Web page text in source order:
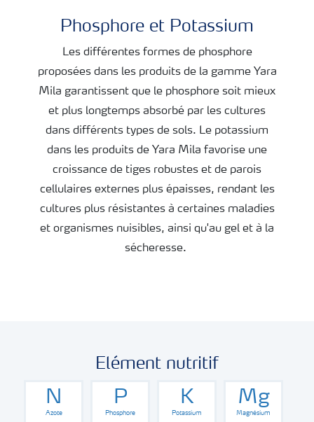
Phosphore et Potassium
Les différentes formes de phosphore
proposées dans les produits de la gamme Yara
Mila garantissent que le phosphore soit mieux
et plus longtemps absorbé par les cultures
dans différents types de sols. Le potassium
dans les produits de Yara Mila favorise une
croissance de tiges robustes et de parois
cellulaires externes plus épaisses, rendant les
cultures plus résistantes à certaines maladies
et organismes nuisibles, ainsi qu'au gel et à la
sécheresse.
Elément nutritif
N
Azote
P
Phosphore
K
Potassium
Mg
Magnésium